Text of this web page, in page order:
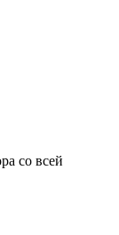
со всей